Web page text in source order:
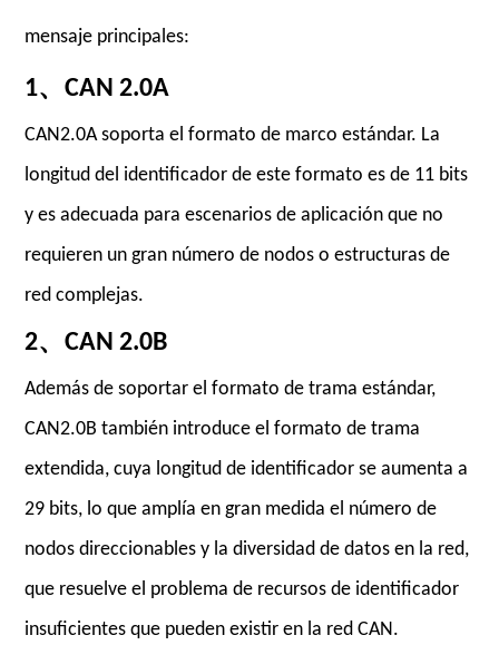
mensaje principales:
1、CAN 2.0A
CAN2.0A soporta el formato de marco estándar. La
longitud del identificador de este formato es de 11 bits
y es adecuada para escenarios de aplicación que no
requieren un gran número de nodos o estructuras de
red complejas.
2、CAN 2.0B
Además de soportar el formato de trama estándar,
CAN2.0B también introduce el formato de trama
extendida, cuya longitud de identificador se aumenta a
29 bits, lo que amplía en gran medida el número de
nodos direccionables y la diversidad de datos en la red,
que resuelve el problema de recursos de identificador
insuficientes que pueden existir en la red CAN.